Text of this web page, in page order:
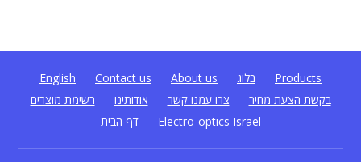
English Contact us About us בלוג
Products
רשימת מוצרים
אודותינו צרו עמנו קשר
בקשת הצעת מחיר
דף הבית
Electro-optics Israel